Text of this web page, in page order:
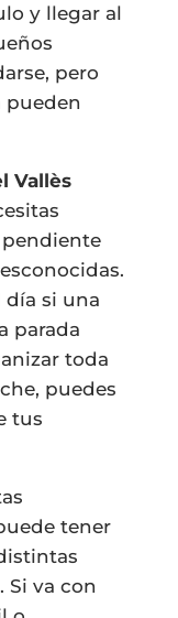
y llegar al
pero
pueden
Vallès
día si una
parada
toda
puedes
tus
tener
Si va con